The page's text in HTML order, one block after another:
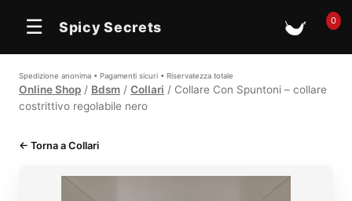
☰ Spicy Secrets 🛒0
Spedizione anonima • Pagamenti sicuri • Riservatezza totale
Online Shop / Bdsm / Collari / Collare Con Spuntoni – collare
costrittivo regolabile nero
← Torna a Collari